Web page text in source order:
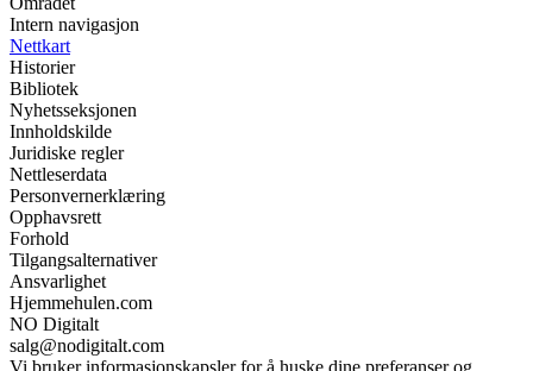
Intern navigasjon
Nettkart
Historier
Bibliotek
Nyhetsseksjonen
Innholdskilde
Juridiske regler
Nettleserdata
Personvernerklæring
Opphavsrett
Forhold
Tilgangsalternativer
Ansvarlighet
Hjemmehulen.com
NO Digitalt
salg@nodigitalt.com